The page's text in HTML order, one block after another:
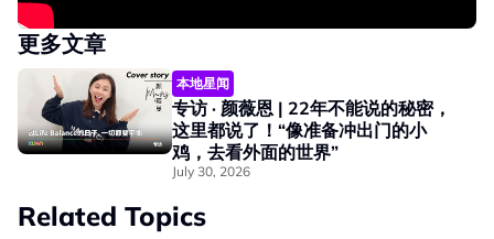
更多文章
本地星闻
专访 · 颜薇恩 | 22年不能说的秘密，
这里都说了！“像准备冲出门的小
鸡，去看外面的世界”
July 30, 2026
Related Topics